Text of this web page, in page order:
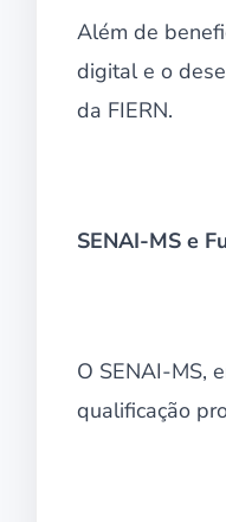
Além de
digital e o
da FIERN.
SENAI-MS e
O SENAI-MS,
qualificação